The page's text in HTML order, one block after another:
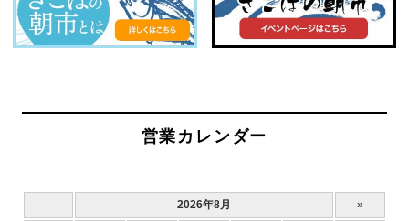
営業カレンダー